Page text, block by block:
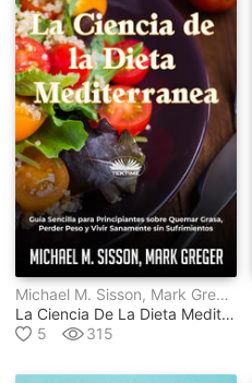
Michael M. Sisson, Mark Greger
La Ciencia De La Dieta Mediterránea
5
315